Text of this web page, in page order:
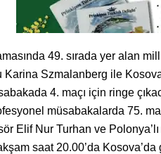
49. sırada yer alan
Szmalanberg ile
4. maçı için ringe
müsabakalarda 75.
Elif Nur Turhan ve
saat 20.00’da Kosova’da